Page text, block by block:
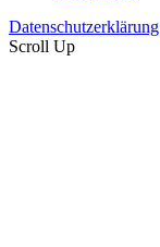
Datenschutzerklärung
Scroll Up